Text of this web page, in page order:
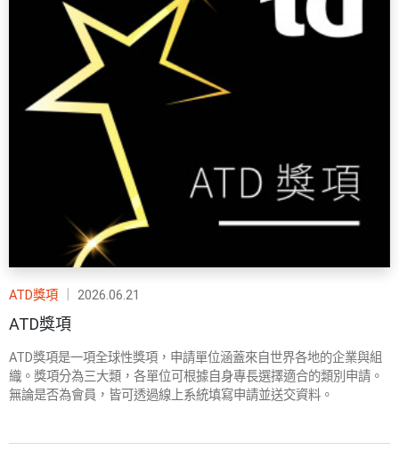
ATD獎項 2026.06.21
ATD獎項
ATD獎項是一項全球性獎項，申請單位涵蓋來自世界各地的企業與組
織。獎項分為三大類，各單位可根據自身專長選擇適合的類別申請。
無論是否為會員，皆可透過線上系統填寫申請並送交資料。